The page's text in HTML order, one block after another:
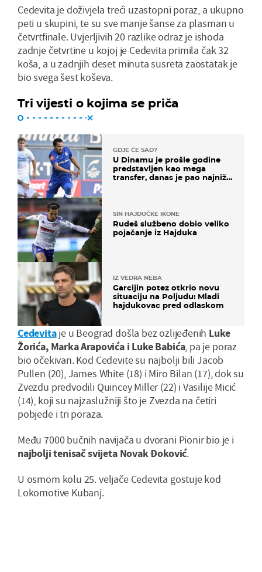
Cedevita je doživjela treći uzastopni poraz, a ukupno
peti u skupini, te su sve manje šanse za plasman u
četvrtfinale. Uvjerljivih 20 razlike odraz je ishoda
zadnje četvrtine u kojoj je Cedevita primila čak 32
koša, a u zadnjih deset minuta susreta zaostatak je
bio svega šest koševa.
Tri vijesti o kojima se priča
GDJE ĆE SAD?
U Dinamu je prošle godine
predstavljen kao mega
transfer, danas je pao najniže
SIN HAJDUČKE IKONE
Rudeš službeno dobio veliko
pojačanje iz Hajduka
IZ VEDRA NEBA
Garcijin potez otkrio novu
situaciju na Poljudu: Mladi
hajdukovac pred odlaskom
Cedevitaje u Beograd došla bez ozlijeđenih Luke
Žorića, Marka Arapovića i Luke Babića, pa je poraz
bio očekivan. Kod Cedevite su najbolji bili Jacob
Pullen (20), James White (18) i Miro Bilan (17), dok su
Zvezdu predvodili Quincey Miller (22) i Vasilije Micić
(14), koji su najzaslužniji što je Zvezda na četiri
pobjede i tri poraza.
Među 7000 bučnih navijača u dvorani Pionir bio je i
najbolji tenisač svijeta Novak Đoković.
U osmom kolu 25. veljače Cedevita gostuje kod
Lokomotive Kubanj.